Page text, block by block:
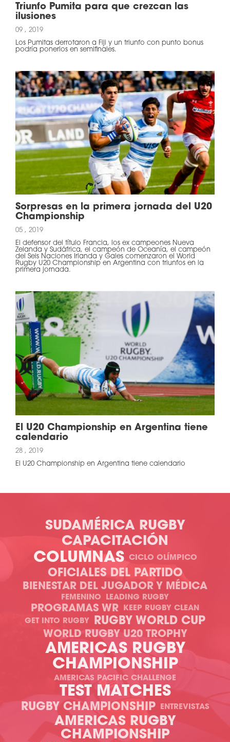
Triunfo Pumita para que crezcan las
ilusiones
09 , 2019
Los Pumitas derrotaron a Fiji y un triunfo con punto bonus
podría ponerlos en semifinales.
Sorpresas en la primera jornada del U20
Championship
05 , 2019
El defensor del título Francia, los ex campeones Nueva
Zelanda y Sudáfrica, el campeón de Oceanía, el campeón
del Seis Naciones Irlanda y Gales comenzaron el World
Rugby U20 Championship en Argentina con triunfos en la
primera jornada.
El U20 Championship en Argentina tiene
calendario
28 , 2019
El U20 Championship en Argentina tiene calendario
SUDAMÉRICA RUGBY
CAPACITACIÓN
COLUMNAS CICLO OLÍMPICO
OFICIALES DEL PARTIDO
BIENESTAR DEL JUGADOR Y MÉDICA
FEMENINO LEADING RUGBY
PROGRAMAS WR
KEEP RUGBY CLEAN
GET INTO RUGBY
RUGBY WORLD CUP
WORLD RUGBY U20 TROPHY
AMERICAS RUGBY
CHAMPIONSHIP
AMERICAS PACIFIC CHALLENGE
TEST MATCHES
RUGBY CHAMPIONSHIP ENTREVISTAS
AMERICAS RUGBY
CHAMPIONSHIP